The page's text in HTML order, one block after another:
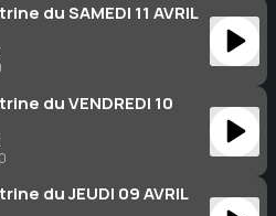
du SAMEDI 11 AVRIL
du VENDREDI 10
du JEUDI 09 AVRIL